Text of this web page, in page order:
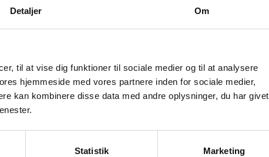
Detaljer Om
til at vise dig funktioner til sociale medier og til at analysere
hjemmeside med vores partnere inden for sociale medier,
kan kombinere disse data med andre oplysninger, du har givet
Statistik Marketing